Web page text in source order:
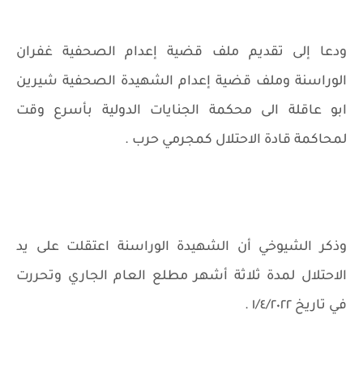
ودعا إلى تقديم ملف قضية إعدام الصحفية غفران
الوراسنة وملف قضية إعدام الشهيدة الصحفية شيرين
ابو عاقلة الى محكمة الجنايات الدولية بأسرع وقت
لمحاكمة قادة الاحتلال كمجرمي حرب .
وذكر الشيوخي أن الشهيدة الوراسنة اعتقلت على يد
الاحتلال لمدة ثلاثة أشهر مطلع العام الجاري وتحررت
في تاريخ ١/٤/٢٠٢٢ .